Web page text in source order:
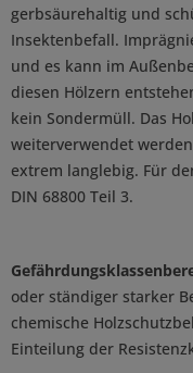
gerbsäurehaltig und
Insektenbefall.
und es kann im
diesen Hölzern
kein Sondermüll. Das
weiterverwendet
extrem langlebig. Für
DIN 68800 Teil 3.
oder ständiger starker
chemische
Einteilung der